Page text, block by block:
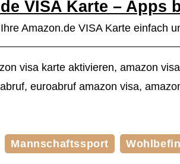
VISA Karte – Apps
Amazon.de VISA Karte einfach
visa karte aktivieren, amazon
euroabruf amazon visa,
Mannschaftssport